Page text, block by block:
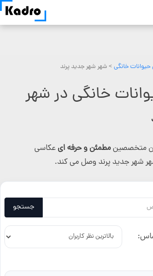
خانگی > شهر شهر جدید پرند
خانگی در شهر
متخصصینمطمئن و حرفه ایعکاسی
شهر جدید پرند وصل می کند.
جستجو